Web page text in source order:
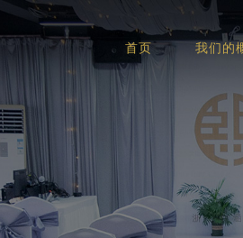
首页 我们的